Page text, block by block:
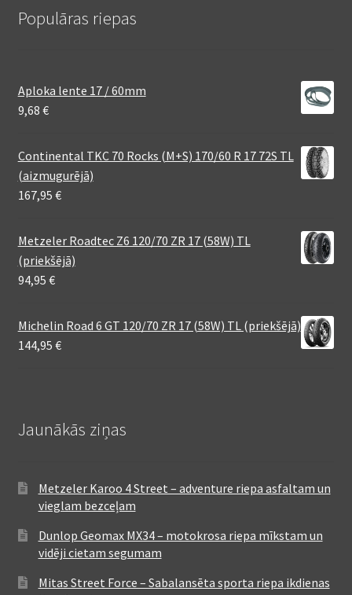
Populāras riepas
Aploka lente 17 / 60mm
9,68 €
Continental TKC 70 Rocks (M+S) 170/60 R 17 72S TL
(aizmugurējā)
167,95 €
Metzeler Roadtec Z6 120/70 ZR 17 (58W) TL
(priekšējā)
94,95 €
Michelin Road 6 GT 120/70 ZR 17 (58W) TL (priekšējā)
144,95 €
Jaunākās ziņas
Metzeler Karoo 4 Street – adventure riepa asfaltam un
vieglam bezceļam
Dunlop Geomax MX34 – motokrosa riepa mīkstam un
vidēji cietam segumam
Mitas Street Force – Sabalansēta sporta riepa ikdienas